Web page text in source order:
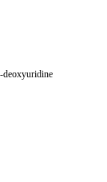
deoxyuridine